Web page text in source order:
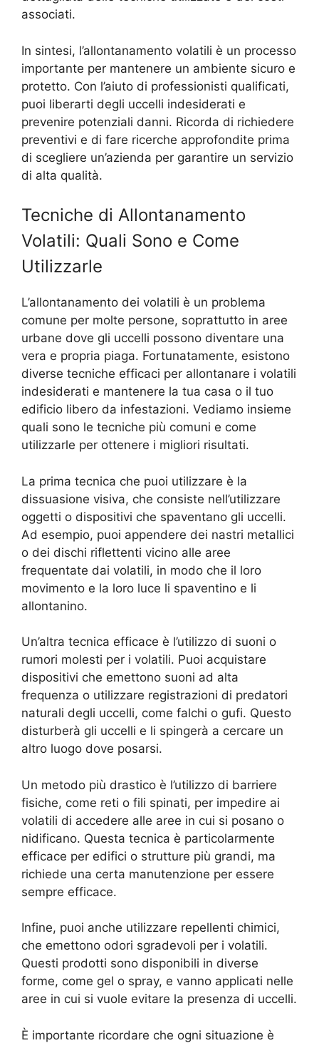
associati.
In sintesi, l’allontanamento volatili è un processo
importante per mantenere un ambiente sicuro e
protetto. Con l’aiuto di professionisti qualificati,
puoi liberarti degli uccelli indesiderati e
prevenire potenziali danni. Ricorda di richiedere
preventivi e di fare ricerche approfondite prima
di scegliere un’azienda per garantire un servizio
di alta qualità.
Tecniche di Allontanamento
Volatili: Quali Sono e Come
Utilizzarle
L’allontanamento dei volatili è un problema
comune per molte persone, soprattutto in aree
urbane dove gli uccelli possono diventare una
vera e propria piaga. Fortunatamente, esistono
diverse tecniche efficaci per allontanare i volatili
indesiderati e mantenere la tua casa o il tuo
edificio libero da infestazioni. Vediamo insieme
quali sono le tecniche più comuni e come
utilizzarle per ottenere i migliori risultati.
La prima tecnica che puoi utilizzare è la
dissuasione visiva, che consiste nell’utilizzare
oggetti o dispositivi che spaventano gli uccelli.
Ad esempio, puoi appendere dei nastri metallici
o dei dischi riflettenti vicino alle aree
frequentate dai volatili, in modo che il loro
movimento e la loro luce li spaventino e li
allontanino.
Un’altra tecnica efficace è l’utilizzo di suoni o
rumori molesti per i volatili. Puoi acquistare
dispositivi che emettono suoni ad alta
frequenza o utilizzare registrazioni di predatori
naturali degli uccelli, come falchi o gufi. Questo
disturberà gli uccelli e li spingerà a cercare un
altro luogo dove posarsi.
Un metodo più drastico è l’utilizzo di barriere
fisiche, come reti o fili spinati, per impedire ai
volatili di accedere alle aree in cui si posano o
nidificano. Questa tecnica è particolarmente
efficace per edifici o strutture più grandi, ma
richiede una certa manutenzione per essere
sempre efficace.
Infine, puoi anche utilizzare repellenti chimici,
che emettono odori sgradevoli per i volatili.
Questi prodotti sono disponibili in diverse
forme, come gel o spray, e vanno applicati nelle
aree in cui si vuole evitare la presenza di uccelli.
È importante ricordare che ogni situazione è